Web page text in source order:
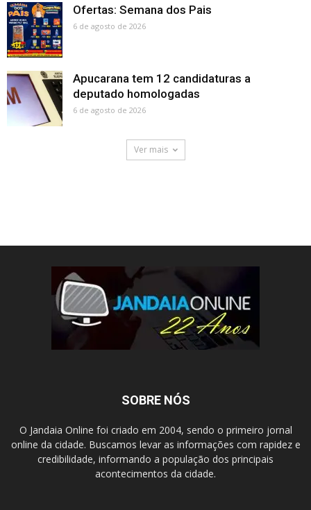
Ofertas: Semana dos Pais
6 de agosto de 2026
Apucarana tem 12 candidaturas a
deputado homologadas
6 de agosto de 2026
Ver mais
SOBRE NÓS
O Jandaia Online foi criado em 2004, sendo o primeiro jornal
online da cidade. Buscamos levar as informações com rapidez e
credibilidade, informando a população dos principais
acontecimentos da cidade.